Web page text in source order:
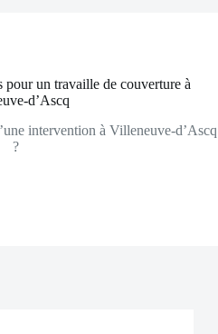
pour un travaille de couverture à
d’Ascq
intervention à Villeneuve-d’Ascq
?